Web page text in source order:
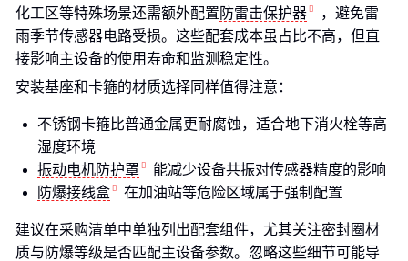
化工区等特殊场景还需额外配置 防雷击保护器
，避免雷
雨季节传感器电路受损。这些配套成本虽占比不高，但直
接影响主设备的使用寿命和监测稳定性。
安装基座和卡箍的材质选择同样值得注意：
不锈钢卡箍比普通金属更耐腐蚀，适合地下消火栓等高
湿度环境
振动电机防护罩
能减少设备共振对传感器精度的影响
防爆接线盒
在加油站等危险区域属于强制配置
建议在采购清单中单独列出配套组件，尤其关注密封圈材
质与防爆等级是否匹配主设备参数。忽略这些细节可能导